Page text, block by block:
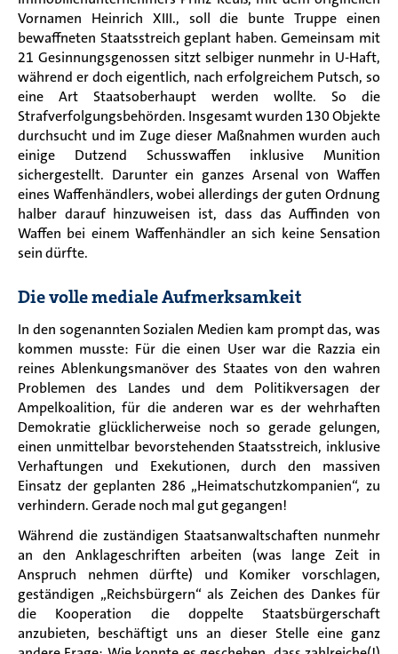
Vornamen Heinrich XIII., soll die bunte Truppe einen
bewaffneten Staatsstreich geplant haben. Gemeinsam mit
21 Gesinnungsgenossen sitzt selbiger nunmehr in U-Haft,
während er doch eigentlich, nach erfolgreichem Putsch, so
eine Art Staatsoberhaupt werden wollte. So die
Strafverfolgungsbehörden. Insgesamt wurden 130 Objekte
durchsucht und im Zuge dieser Maßnahmen wurden auch
einige Dutzend Schusswaffen inklusive Munition
sichergestellt. Darunter ein ganzes Arsenal von Waffen
eines Waffenhändlers, wobei allerdings der guten Ordnung
halber darauf hinzuweisen ist, dass das Auffinden von
Waffen bei einem Waffenhändler an sich keine Sensation
sein dürfte.
Die volle mediale Aufmerksamkeit
In den sogenannten Sozialen Medien kam prompt das, was
kommen musste: Für die einen User war die Razzia ein
reines Ablenkungsmanöver des Staates von den wahren
Problemen des Landes und dem Politikversagen der
Ampelkoalition, für die anderen war es der wehrhaften
Demokratie glücklicherweise noch so gerade gelungen,
einen unmittelbar bevorstehenden Staatsstreich, inklusive
Verhaftungen und Exekutionen, durch den massiven
Einsatz der geplanten 286 „Heimatschutzkompanien“, zu
verhindern. Gerade noch mal gut gegangen!
Während die zuständigen Staatsanwaltschaften nunmehr
an den Anklageschriften arbeiten (was lange Zeit in
Anspruch nehmen dürfte) und Komiker vorschlagen,
geständigen „Reichsbürgern“ als Zeichen des Dankes für
die Kooperation die doppelte Staatsbürgerschaft
anzubieten, beschäftigt uns an dieser Stelle eine ganz